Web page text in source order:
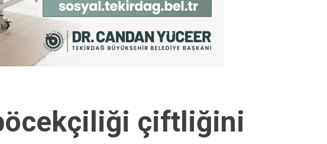
çiftliğini